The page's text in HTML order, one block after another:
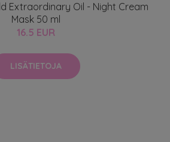
Extraordinary Oil - Night Cream
Mask 50 ml
16.5 EUR
LISÄTIETOJA